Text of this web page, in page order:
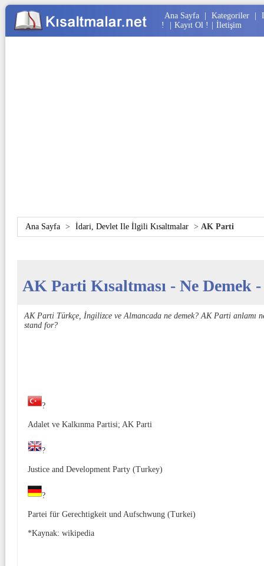
Ana Sayfa Kategoriler
!
Kayıt Ol ! İletişim
Ana Sayfa > İdari, Devlet Ile İlgili Kısaltmalar > AK Parti
AK Parti Kısaltması - Ne Demek -
AK Parti Türkçe, İngilizce ve Almancada ne demek? AK Parti anlamı
stand for?
?
Adalet ve Kalkınma Partisi; AK Parti
?
Justice and Development Party (Turkey)
?
Partei für Gerechtigkeit und Aufschwung (Turkei)
*Kaynak: wikipedia